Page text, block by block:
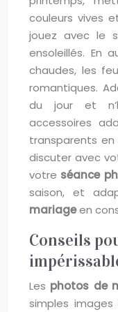
couleurs vives
jouez avec le
ensoleillés. En
chaudes, les
romantiques.
du jour et
accessoires
transparents en
discuter avec
votre séance
saison, et
mariageen
Conseils
Les photos de
simples